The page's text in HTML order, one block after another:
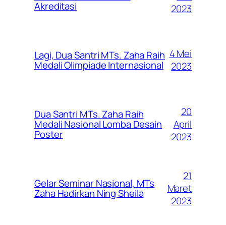
Akreditasi
2023
Lagi, Dua Santri MTs. Zaha Raih
Medali Olimpiade Internasional
4 Mei
2023
Dua Santri MTs. Zaha Raih
Medali Nasional Lomba Desain
Poster
20
April
2023
Gelar Seminar Nasional, MTs
Zaha Hadirkan Ning Sheila
21
Maret
2023